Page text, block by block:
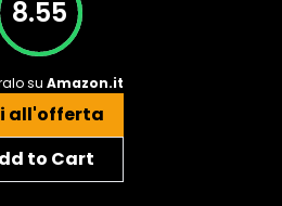
8.55
su Amazon.it
all'offerta
to Cart